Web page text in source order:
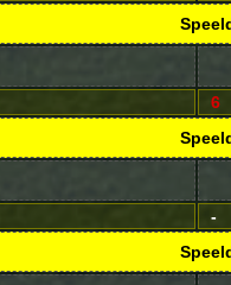
6
-